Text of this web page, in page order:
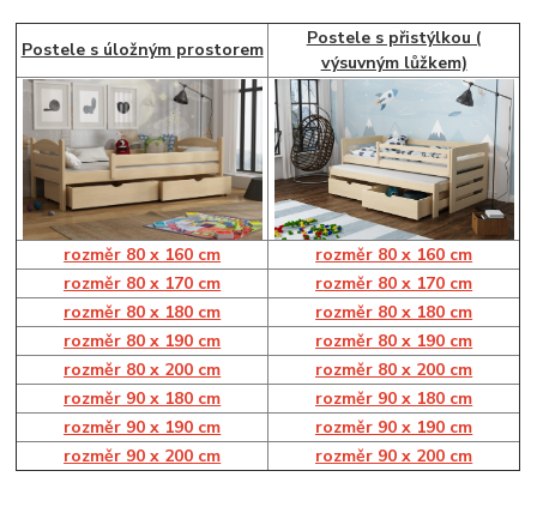
Postele s úložným prostorem
Postele s přistýlkou (
výsuvným lůžkem)
rozměr 80 x 160 cm
rozměr 80 x 160 cm
rozměr 80 x 170 cm
rozměr 80 x 170 cm
rozměr 80 x 180 cm
rozměr 80 x 180 cm
rozměr 80 x 190 cm
rozměr 80 x 190 cm
rozměr 80 x 200 cm
rozměr 80 x 200 cm
rozměr 90 x 180 cm
rozměr 90 x 180 cm
rozměr 90 x 190 cm
rozměr 90 x 190 cm
rozměr 90 x 200 cm
rozměr 90 x 200 cm